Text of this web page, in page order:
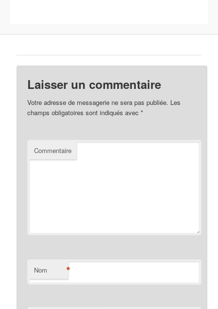
Laisser un commentaire
Votre adresse de messagerie ne sera pas publiée. Les
champs obligatoires sont indiqués avec*
Commentaire
Nom *